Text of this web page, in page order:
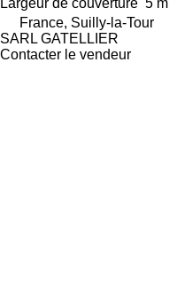
France, Suilly-la-Tour
SARL GATELLIER
Contacter le vendeur